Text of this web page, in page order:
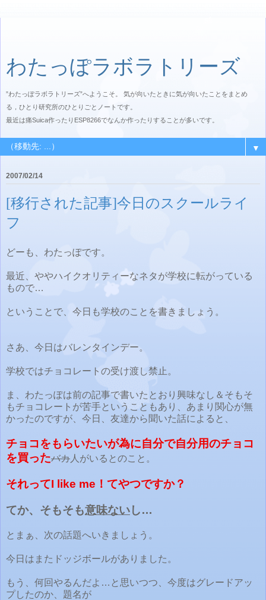
わたっぽラボラトリーズ
”わたっぽラボラトリーズ”へようこそ。 気が向いたときに気が向いたことをまとめ
る，ひとり研究所のひとりごとノートです。
最近は痛Suica作ったりESP8266でなんか作ったりすることが多いです。
▼
2007/02/14
[移行された記事]今日のスクールライ
フ
どーも、わたっぽです。
最近、ややハイクオリティーなネタが学校に転がっている
もので…
ということで、今日も学校のことを書きましょう。
さあ、今日はバレンタインデー。
学校ではチョコレートの受け渡し禁止。
ま、わたっぽは前の記事で書いたとおり興味なし＆そもそ
もチョコレートが苦手ということもあり、あまり関心が無
かったのですが、今日、友達から聞いた話によると、
チョコをもらいたいが為に自分で自分用のチョコ
を買ったバカ 人がいるとのこと。
それってI like me！てやつですか？
てか、そもそも意味ない し…
とまぁ、次の話題へいきましょう。
今日はまたドッジボールがありました。
もう、何回やるんだよ…と思いつつ、今度はグレードアッ
プしたのか、題名が